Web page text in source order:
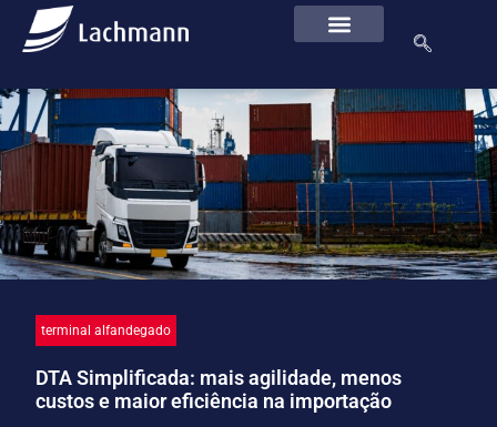
terminal alfandegado
DTA Simplificada: mais agilidade, menos
custos e maior eficiência na importação